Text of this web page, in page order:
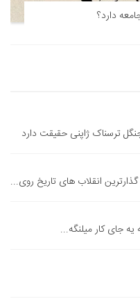
دارد؟
ترسناک ژاپنی حقیقت دارد
گذارترین انقلاب های تاریخ روی...
جای کار میلنگه...